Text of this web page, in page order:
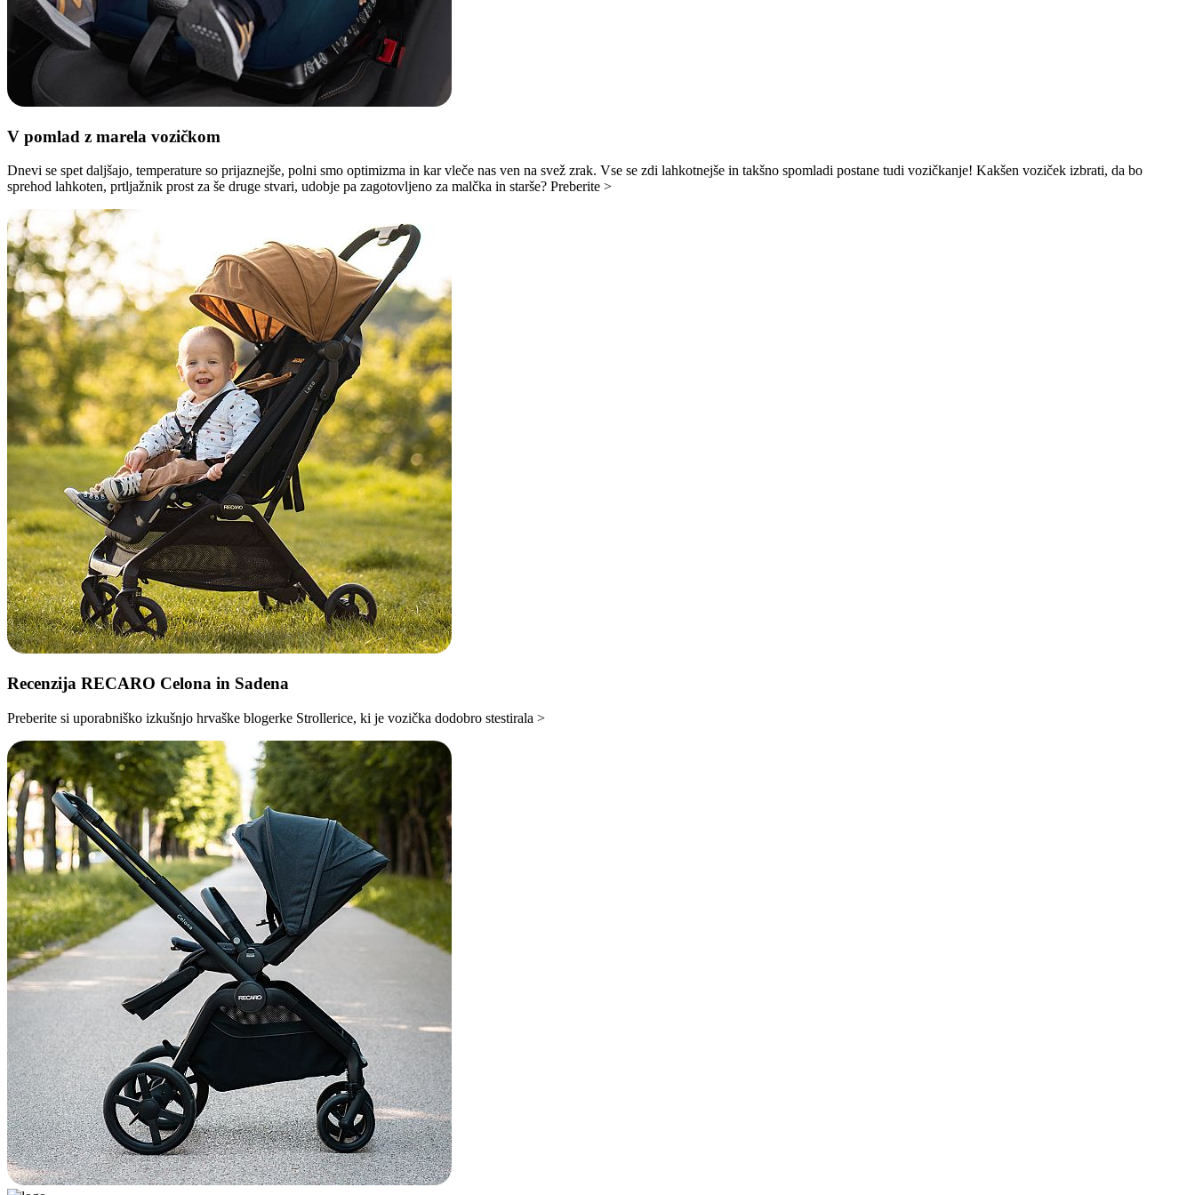
V pomlad z marela vozičkom
Dnevi se spet daljšajo, temperature so prijaznejše, polni smo optimizma in kar vleče nas ven na svež zrak. Vse se zdi lahkotnejše in takšno spomladi postane tudi vozičkanje! Kakšen voziček izbrati, da bo
sprehod lahkoten, prtljažnik prost za še druge stvari, udobje pa zagotovljeno za malčka in starše? Preberite >
Recenzija RECARO Celona in Sadena
Preberite si uporabniško izkušnjo hrvaške blogerke Strollerice, ki je vozička dodobro stestirala >